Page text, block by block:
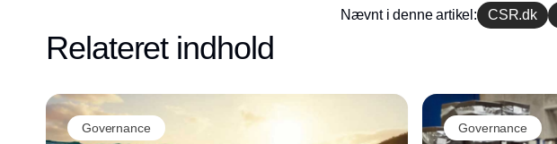
Nævnt i denne artikel: CSR.dk
Relateret indhold
Governance Governance